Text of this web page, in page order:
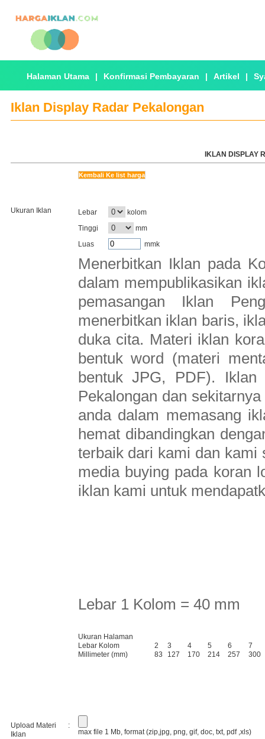
Halaman Utama | Konfirmasi Pembayaran | Artikel |
Iklan Display Radar Pekalongan
IKLAN DISPLAY
Kembali Ke list harga
Ukuran Iklan Lebar
kolom
Tinggi
mm
Luas
mmk
Menerbitkan Iklan pada
dalam mempublikasikan
pemasangan Iklan
menerbitkan iklan baris,
duka cita. Materi iklan
bentuk word (materi
bentuk JPG, PDF).
Pekalongan dan
anda dalam memasang
hemat dibandingkan
terbaik dari kami dan kami
media buying pada koran
iklan kami untuk
Lebar 1 Kolom = 40 mm
Ukuran Halaman
Lebar Kolom
2 3 4 5 6
7
Millimeter (mm)
83 127 170 214 257 300
Upload Materi
Iklan
:
max file 1 Mb, format (zip,jpg, png, gif, doc, txt, pdf ,xls)